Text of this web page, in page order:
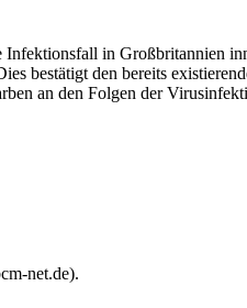
in Großbritannien
bestätigt den bereits
an den Folgen der
net.de).